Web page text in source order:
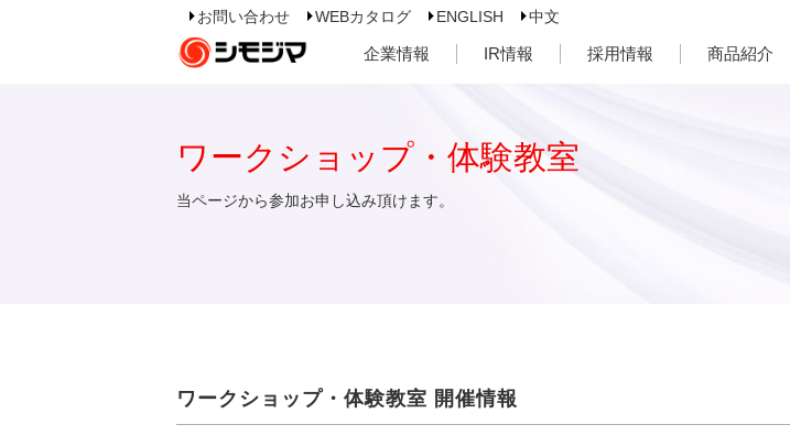
お問い合わせ WEBカタログ ENGLISH 中文
企業情報 IR情報 採用情報 商品紹介
ワークショップ・体験教室
当ページから参加お申し込み頂けます。
ワークショップ・体験教室 開催情報